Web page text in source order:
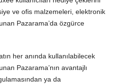
ve ofis malzemeleri, elektronik
Pazarama’da özgürce
her anında kullanılabilecek
Pazarama’nın avantajlı
ya da